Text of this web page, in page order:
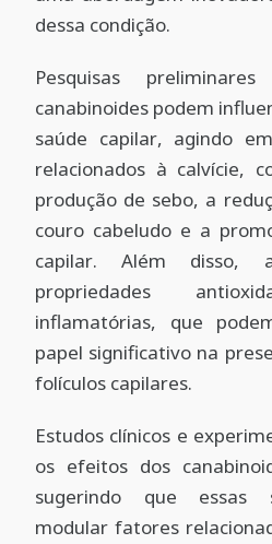
dessa condição.
Pesquisas
canabinoides podem
saúde capilar, agindo
relacionados à calvície,
produção de sebo, a
couro cabeludo e a
capilar. Além disso,
propriedades
inflamatórias, que
papel significativo na
folículos capilares.
Estudos clínicos e
os efeitos dos
sugerindo que essas
modular fatores